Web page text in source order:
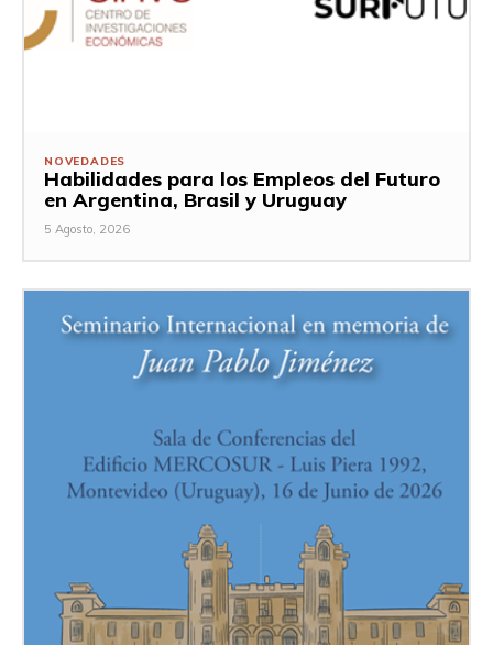
NOVEDADES
Habilidades para los Empleos del Futuro
en Argentina, Brasil y Uruguay
5 Agosto, 2026